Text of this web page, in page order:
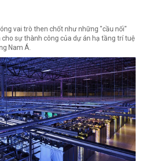
vai trò then chốt như những "cầu nối"
cho sự thành công của dự án hạ tầng trí tuệ
Nam Á.